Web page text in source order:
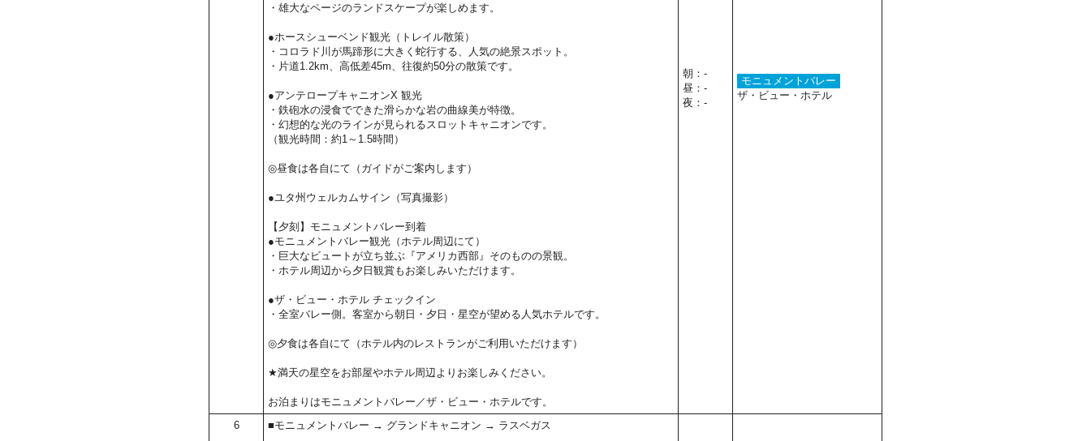
・雄大なページのランドスケープが楽しめます。
●ホースシューベンド観光（トレイル散策）
・コロラド川が馬蹄形に大きく蛇行する、人気の絶景スポット。
・片道1.2km、高低差45m、往復約50分の散策です。
●アンテロープキャニオンX 観光
・鉄砲水の浸食でできた滑らかな岩の曲線美が特徴。
・幻想的な光のラインが見られるスロットキャニオンです。
（観光時間：約1～1.5時間）
◎昼食は各自にて（ガイドがご案内します）
●ユタ州ウェルカムサイン（写真撮影）
【夕刻】モニュメントバレー到着
●モニュメントバレー観光（ホテル周辺にて）
・巨大なビュートが立ち並ぶ『アメリカ西部』そのものの景観。
・ホテル周辺から夕日観賞もお楽しみいただけます。
●ザ・ビュー・ホテル チェックイン
・全室バレー側。客室から朝日・夕日・星空が望める人気ホテルです。
◎夕食は各自にて（ホテル内のレストランがご利用いただけます）
★満天の星空をお部屋やホテル周辺よりお楽しみください。
お泊まりはモニュメントバレー／ザ・ビュー・ホテルです。
朝：-
昼：-
夜：-
モニュメントバレー
ザ・ビュー・ホテル
6 ■モニュメントバレー → グランドキャニオン → ラスベガス